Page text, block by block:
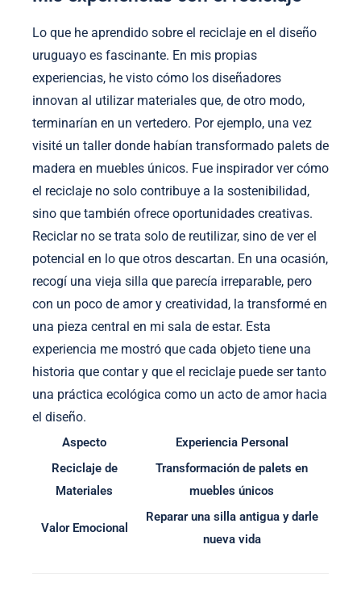
Lo que he aprendido sobre el reciclaje en el diseño
uruguayo es fascinante. En mis propias
experiencias, he visto cómo los diseñadores
innovan al utilizar materiales que, de otro modo,
terminarían en un vertedero. Por ejemplo, una vez
visité un taller donde habían transformado palets de
madera en muebles únicos. Fue inspirador ver cómo
el reciclaje no solo contribuye a la sostenibilidad,
sino que también ofrece oportunidades creativas.
Reciclar no se trata solo de reutilizar, sino de ver el
potencial en lo que otros descartan. En una ocasión,
recogí una vieja silla que parecía irreparable, pero
con un poco de amor y creatividad, la transformé en
una pieza central en mi sala de estar. Esta
experiencia me mostró que cada objeto tiene una
historia que contar y que el reciclaje puede ser tanto
una práctica ecológica como un acto de amor hacia
el diseño.
Aspecto
Experiencia Personal
Reciclaje de
Materiales
Transformación de palets en
muebles únicos
Valor Emocional
Reparar una silla antigua y darle
nueva vida